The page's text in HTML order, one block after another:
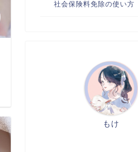
社会保険料免除の使い方
もけ